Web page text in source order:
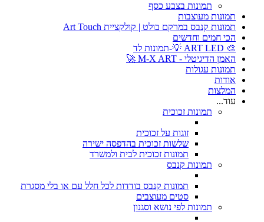
תמונות בצבע כסף
תמונות מעוצבות
תמונות קנבס במרקם בולט | קולקציית Art Touch
הכי חמים וחדשים
🎨 ART LED 💡-תמונות לד
האמן הדיגיטלי - M-X ART 🚀
תמונות עגולות
אודות
המלצות
עוד...
תמונות זכוכית
זוגות על זכוכית
שלשות זכוכית בהדפסה ישירה
תמונות זכוכית לבית ולמשרד
תמונות קנבס
תמונות קנבס בודדות לכל חלל עם או בלי מסגרת
סטים מעוצבים
תמונות לפי נושא וסגנון